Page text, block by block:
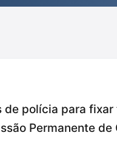
polícia para
Permanente